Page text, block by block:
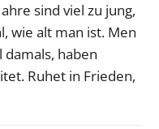
sind viel zu jung,
wie alt man ist. Men
damals, haben
Ruhet in Frieden,